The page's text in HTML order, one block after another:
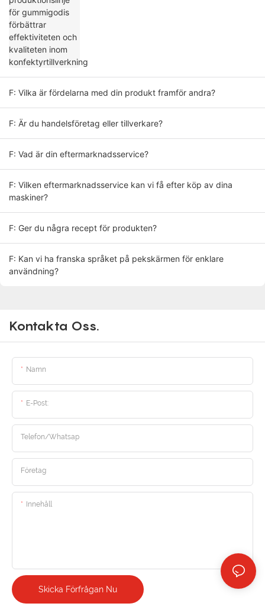
F: Vilka är fördelarna med din produkt framför andra?
F: Är du handelsföretag eller tillverkare?
F: Vad är din eftermarknadsservice?
F: Vilken eftermarknadsservice kan vi få efter köp av dina
maskiner?
F: Ger du några recept för produkten?
F: Kan vi ha franska språket på pekskärmen för enklare
användning?
Kontakta Oss.
Namn
E-Post:
Telefon/Whatsap
Företag
Innehåll
Skicka Förfrågan Nu